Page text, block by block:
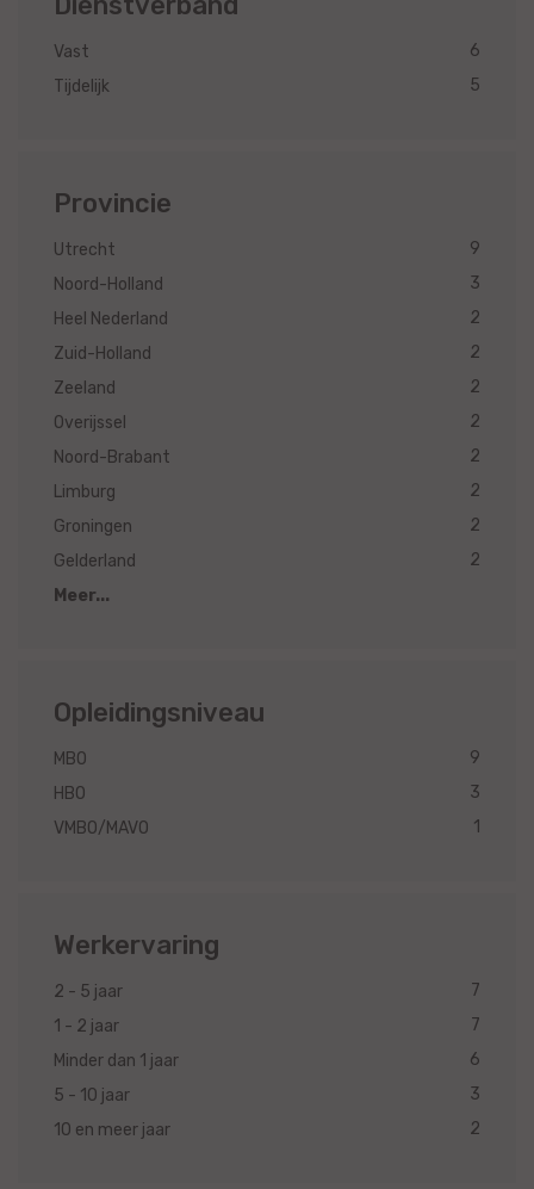
Vast
6
Tijdelijk
5
Provincie
Utrecht
9
Noord-Holland
3
Heel Nederland
2
Zuid-Holland
2
Zeeland
2
Overijssel
2
Noord-Brabant
2
Limburg
2
Groningen
2
Gelderland
2
Meer...
Opleidingsniveau
MBO
9
HBO
3
VMBO/MAVO
1
Werkervaring
2 - 5 jaar
7
1 - 2 jaar
7
Minder dan 1 jaar
6
5 - 10 jaar
3
10 en meer jaar
2